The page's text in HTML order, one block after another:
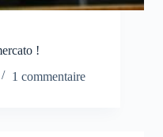
!
1 commentaire